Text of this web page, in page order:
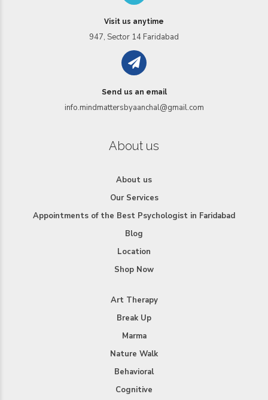
Visit us anytime
947, Sector 14 Faridabad
Send us an email
info.mindmattersbyaanchal@gmail.com
About us
About us
Our Services
Appointments of the Best Psychologist in Faridabad
Blog
Location
Shop Now
Art Therapy
Break Up
Marma
Nature Walk
Behavioral
Cognitive